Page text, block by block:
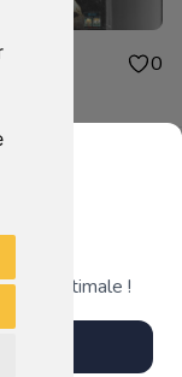
0
optimale !